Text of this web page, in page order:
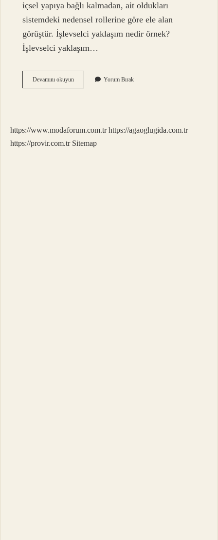
içsel yapıya bağlı kalmadan, ait oldukları
sistemdeki nedensel rollerine göre ele alan
görüştür. İşlevselci yaklaşım nedir örnek?
İşlevselci yaklaşım…
Devamını okuyunİŞlevselci
Kuram
Yorum Bırak
https://www.modaforum.com.tr https://agaoglugida.com.tr
https://provir.com.tr Sitemap